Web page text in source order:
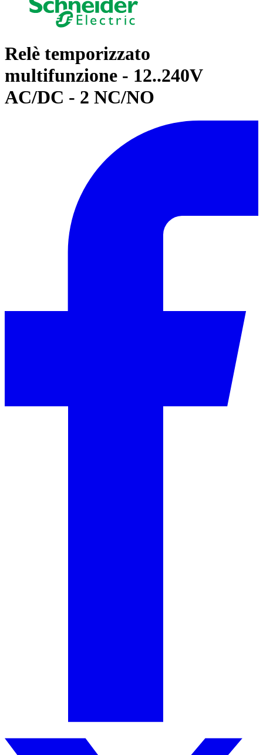
Relè temporizzato
multifunzione - 12..240V
AC/DC - 2 NC/NO